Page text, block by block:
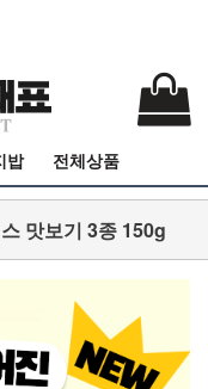
밥 전체상품
맛보기 3종 150g